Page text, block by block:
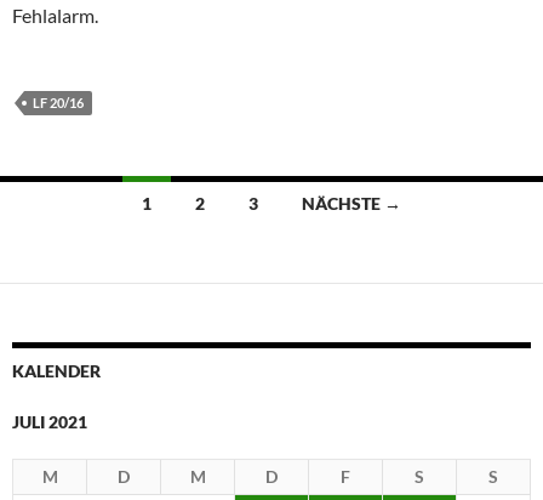
Fehlalarm.
LF 20/16
Beitragsnavigation
1 2 3 NÄCHSTE →
KALENDER
JULI 2021
M D M D F S S